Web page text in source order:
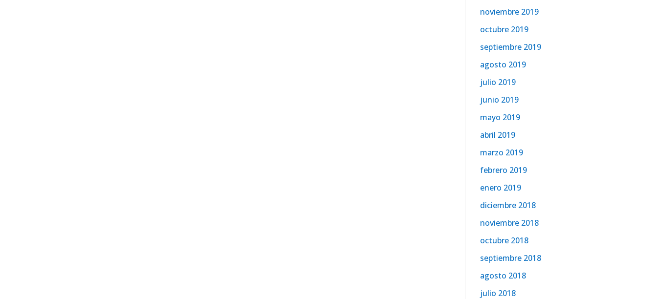
noviembre 2019
octubre 2019
septiembre 2019
agosto 2019
julio 2019
junio 2019
mayo 2019
abril 2019
marzo 2019
febrero 2019
enero 2019
diciembre 2018
noviembre 2018
octubre 2018
septiembre 2018
agosto 2018
julio 2018